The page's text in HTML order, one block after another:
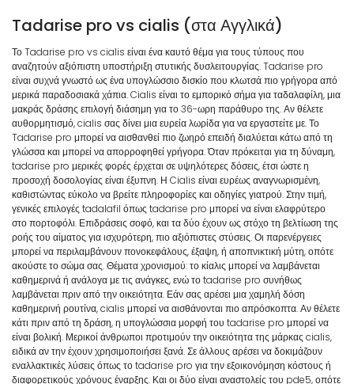
Tadarise pro vs cialis (στα Αγγλικά)
Το Tadarise pro vs cialis είναι ένα καυτό θέμα για τους τύπους που
αναζητούν αξιόπιστη υποστήριξη στυτικής δυσλειτουργίας. Tadarise pro
είναι συχνά γνωστό ως ένα υπογλώσσιο δισκίο που κλωτσά πιο γρήγορα από
μερικά παραδοσιακά χάπια. Cialis είναι το εμπορικό σήμα για ταδαλαφίλη, μια
μακράς δράσης επιλογή διάσημη για το 36-ωρη παράθυρο της. Αν θέλετε
αυθορμητισμό, cialis σας δίνει μια ευρεία λωρίδα για να εργαστείτε με. Το
Tadarise pro μπορεί να αισθανθεί πιο ζωηρό επειδή διαλύεται κάτω από τη
γλώσσα και μπορεί να απορροφηθεί γρήγορα. Όταν πρόκειται για τη δύναμη,
tadarise pro μερικές φορές έρχεται σε υψηλότερες δόσεις, έτσι ώστε η
προσοχή δοσολογίας είναι έξυπνη. Η Cialis είναι ευρέως αναγνωρισμένη,
καθιστώντας εύκολο να βρείτε πληροφορίες και οδηγίες γιατρού. Στην τιμή,
γενικές επιλογές tadalafil όπως tadarise pro μπορεί να είναι ελαφρύτερο
στο πορτοφόλι. Επιδράσεις σοφό, και τα δύο έχουν ως στόχο τη βελτίωση της
ροής του αίματος για ισχυρότερη, πιο αξιόπιστες στύσεις. Οι παρενέργειες
μπορεί να περιλαμβάνουν πονοκεφάλους, έξαψη, ή αποπνικτική μύτη, οπότε
ακούστε το σώμα σας. Θέματα χρονισμού: το κίαλις μπορεί να λαμβάνεται
καθημερινά ή ανάλογα με τις ανάγκες, ενώ το tadarise pro συνήθως
λαμβάνεται πριν από την οικειότητα. Εάν σας αρέσει μια χαμηλή δόση
καθημερινή ρουτίνα, cialis μπορεί να αισθάνονται πιο απρόσκοπτα. Αν θέλετε
κάτι πριν από τη δράση, η υπογλώσσια μορφή του tadarise pro μπορεί να
είναι βολική. Μερικοί άνθρωποι προτιμούν την οικειότητα της μάρκας cialis,
ειδικά αν την έχουν χρησιμοποιήσει ξανά. Σε άλλους αρέσει να δοκιμάζουν
εναλλακτικές λύσεις όπως το tadarise pro για την εξοικονόμηση κόστους ή
διαφορετικούς χρόνους έναρξης. Και οι δύο είναι αναστολείς του pde5, οπότε